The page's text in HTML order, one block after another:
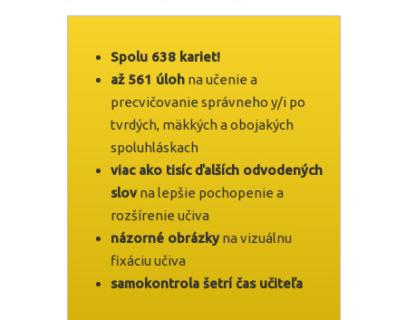
Spolu 638 kariet!
až 561 úloh na učenie a
precvičovanie správneho y/i po
tvrdých, mäkkých a obojakých
spoluhláskach
viac ako tisíc ďalších odvodených
slovna lepšie pochopenie a
rozšírenie učiva
názorné obrázky na vizuálnu
fixáciu učiva
samokontrola šetrí čas učiteľa